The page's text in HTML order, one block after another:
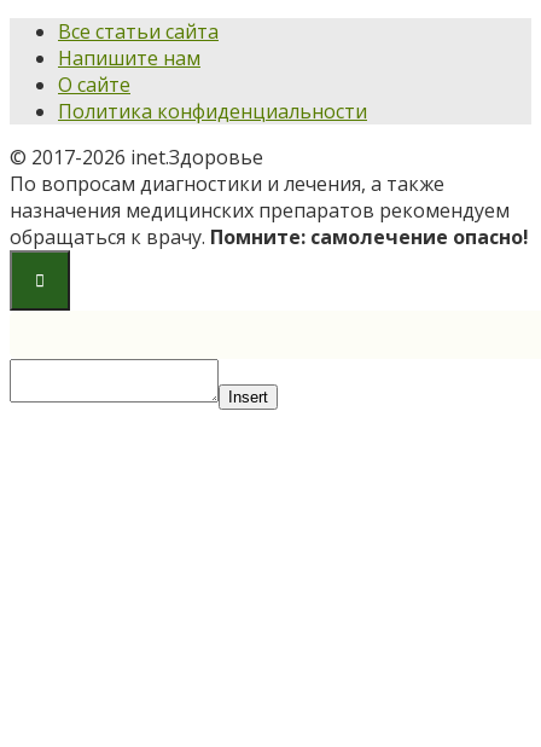
Все статьи сайта
Напишите нам
О сайте
Политика конфиденциальности
© 2017-2026 inet.Здоровье
По вопросам диагностики и лечения, а также
назначения медицинских препаратов рекомендуем
обращаться к врачу. Помните: самолечение опасно!
Insert